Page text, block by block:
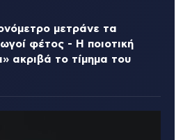
μετράνε τα
φέτος - Η ποιοτική
ακριβά το τίμημα του